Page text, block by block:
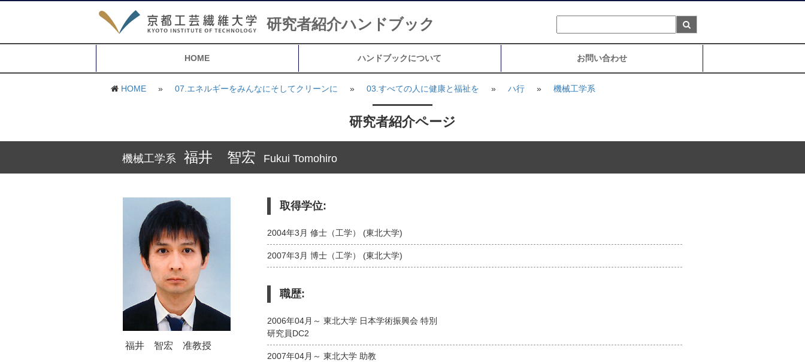
研究者紹介ハンドブック
HOME ハンドブックについて お問い合わせ
HOME » 07.エネルギーをみんなにそしてクリーンに » 03.すべての人に健康と福祉を » ハ行 » 機械工学系
研究者紹介ページ
機械工学系 福井 智宏 Fukui Tomohiro
福井 智宏 准教授
取得学位:
2004年3月 修士（工学） (東北大学)
2007年3月 博士（工学） (東北大学)
職歴:
2006年04月～ 東北大学 日本学術振興会 特別
研究員DC2
2007年04月～ 東北大学 助教